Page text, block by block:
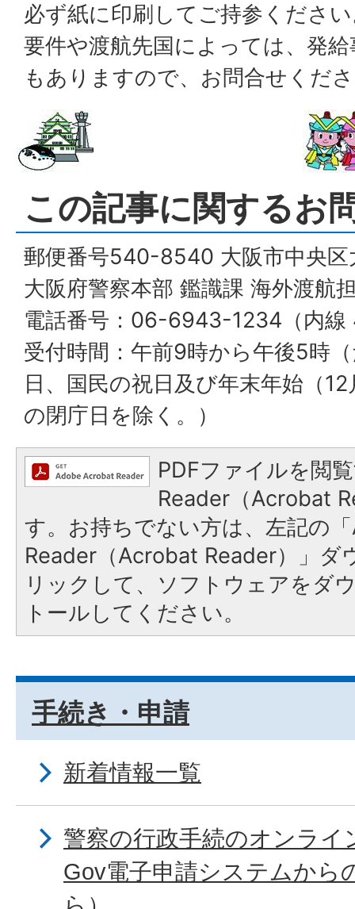
必ず紙に印刷してご持参くださ
要件や渡航先国によっては、発
もありますので、お問合せくだ
この記事に関するお
郵便番号540-8540 大阪市中央区
大阪府警察本部 鑑識課 海外渡航
電話番号：06-6943-1234（内線
受付時間：午前9時から午後5時
日、国民の祝日及び年末年始（
の閉庁日を除く。）
PDFファイルを閲
Reader（Acrobat
す。お持ちでない方は、左記の
Reader（Acrobat Reader）」ダ
リックして、ソフトウェアをダ
トールしてください。
手続き・申請
新着情報一覧
警察の行政手続のオンライ
Gov電子申請システムから